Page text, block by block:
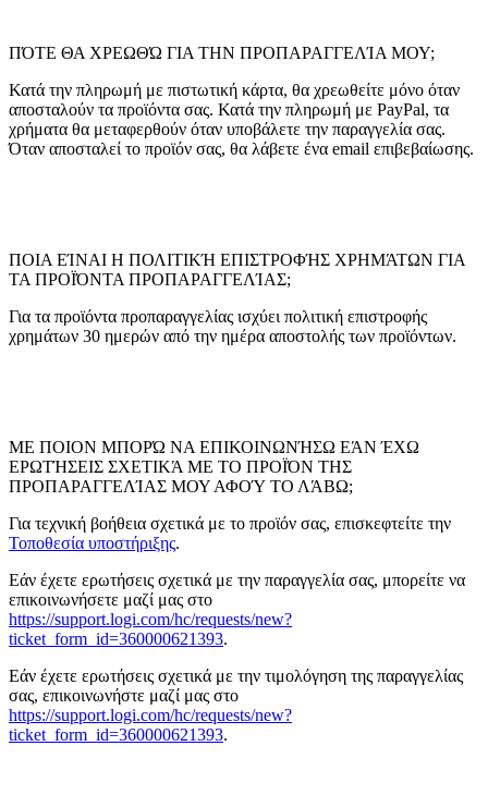
ΠΌΤΕ ΘΑ ΧΡΕΩΘΏ ΓΙΑ ΤΗΝ ΠΡΟΠΑΡΑΓΓΕΛΊΑ ΜΟΥ;
Κατά την πληρωμή με πιστωτική κάρτα, θα χρεωθείτε μόνο όταν
αποσταλούν τα προϊόντα σας. Κατά την πληρωμή με PayPal, τα
χρήματα θα μεταφερθούν όταν υποβάλετε την παραγγελία σας.
Όταν αποσταλεί το προϊόν σας, θα λάβετε ένα email επιβεβαίωσης.
ΠΟΙΑ ΕΊΝΑΙ Η ΠΟΛΙΤΙΚΉ ΕΠΙΣΤΡΟΦΉΣ ΧΡΗΜΆΤΩΝ ΓΙΑ
ΤΑ ΠΡΟΪΌΝΤΑ ΠΡΟΠΑΡΑΓΓΕΛΊΑΣ;
Για τα προϊόντα προπαραγγελίας ισχύει πολιτική επιστροφής
χρημάτων 30 ημερών από την ημέρα αποστολής των προϊόντων.
ΜΕ ΠΟΙΟΝ ΜΠΟΡΏ ΝΑ ΕΠΙΚΟΙΝΩΝΉΣΩ ΕΆΝ ΈΧΩ
ΕΡΩΤΉΣΕΙΣ ΣΧΕΤΙΚΆ ΜΕ ΤΟ ΠΡΟΪΌΝ ΤΗΣ
ΠΡΟΠΑΡΑΓΓΕΛΊΑΣ ΜΟΥ ΑΦΟΎ ΤΟ ΛΆΒΩ;
Για τεχνική βοήθεια σχετικά με το προϊόν σας, επισκεφτείτε την
Τοποθεσία υποστήριξης.
Εάν έχετε ερωτήσεις σχετικά με την παραγγελία σας, μπορείτε να
επικοινωνήσετε μαζί μας στο
https://support.logi.com/hc/requests/new?
ticket_form_id=360000621393.
Εάν έχετε ερωτήσεις σχετικά με την τιμολόγηση της παραγγελίας
σας, επικοινωνήστε μαζί μας στο
https://support.logi.com/hc/requests/new?
ticket_form_id=360000621393.